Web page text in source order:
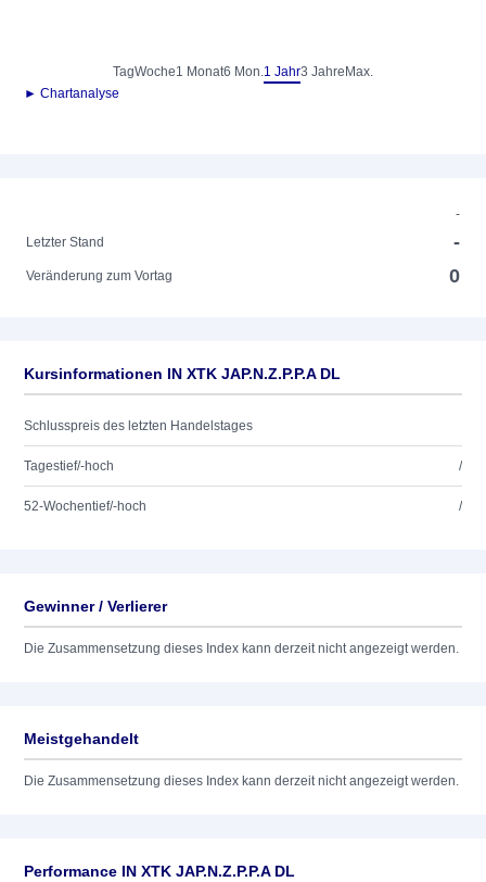
TagWoche1 Monat6 Mon.1 Jahr3 Jahre Max.
► Chartanalyse
-
Letzter Stand
-
Veränderung zum Vortag 0
Kursinformationen IN XTK JAP.N.Z.P.P.A DL
Schlusspreis des letzten Handelstages
Tagestief/-hoch /
52-Wochentief/-hoch /
Gewinner / Verlierer
Die Zusammensetzung dieses Index kann derzeit nicht angezeigt werden.
Meistgehandelt
Die Zusammensetzung dieses Index kann derzeit nicht angezeigt werden.
Performance IN XTK JAP.N.Z.P.P.A DL